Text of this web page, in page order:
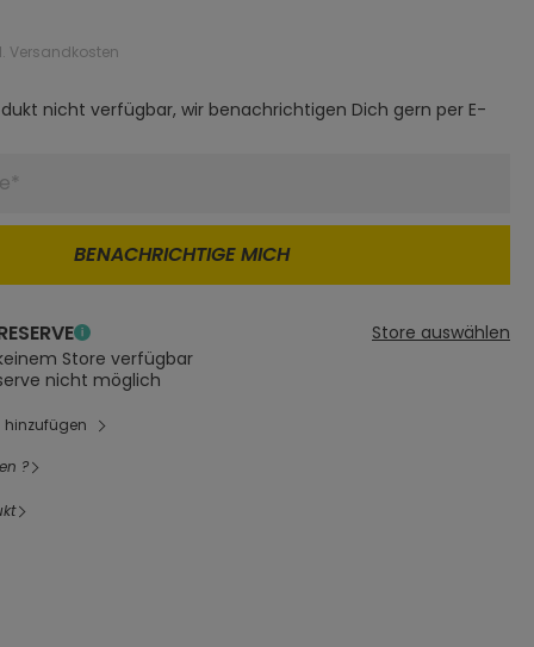
Versandkosten
nicht verfügbar, wir benachrichtigen Dich gern per E-
BENACHRICHTIGE MICH
Store verfügbar
nicht möglich
Store auswählen
hinzufügen
?